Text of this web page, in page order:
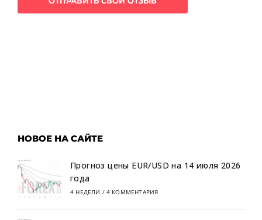
НОВОЕ НА САЙТЕ
Прогноз цены EUR/USD на 14 июля 2026
года
4 НЕДЕЛИ / 4 КОММЕНТАРИЯ